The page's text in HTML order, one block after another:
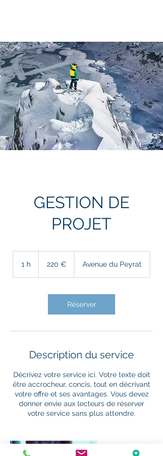
GESTION DE
PROJET
1 h 220 € Avenue du Peyrat
Réserver
Description du service
Décrivez votre service ici. Votre texte doit
être accrocheur, concis, tout en décrivant
votre offre et ses avantages. Vous devez
donner envie aux lecteurs de réserver
votre service sans plus attendre.